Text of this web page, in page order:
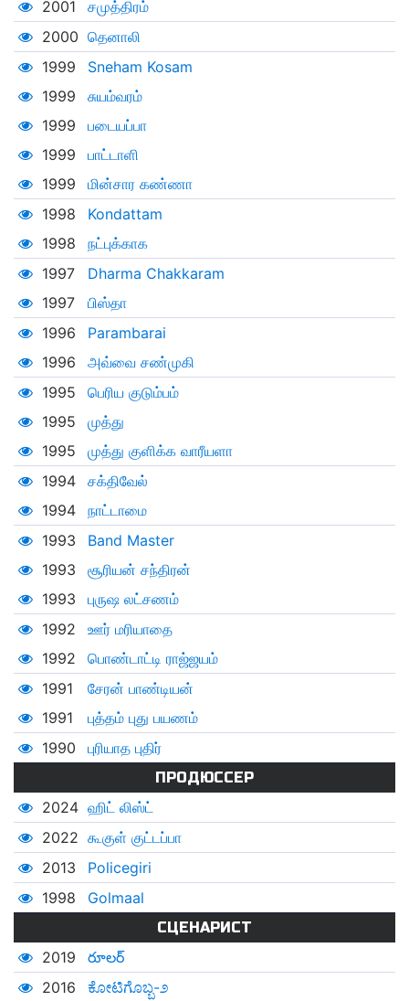
2001
சமுத்திரம்
2000 தெனாலி
1999
Sneham Kosam
1999
சுயம்வரம்
1999
படையப்பா
1999
பாட்டாளி
1999
மின்சார கண்ணா
1998
Kondattam
1998
நட்புக்காக
1997
Dharma Chakkaram
1997
பிஸ்தா
1996
Parambarai
1996
அவ்வை சண்முகி
1995
பெரிய குடும்பம்
1995
முத்து
1995
முத்து குளிக்க வாரீயளா
1994
சக்திவேல்
1994
நாட்டாமை
1993
Band Master
1993
சூரியன் சந்திரன்
1993
புருஷ லட்சணம்
1992
ஊர் மரியாதை
1992
பொண்டாட்டி ராஜ்ஜயம்
1991
சேரன் பாண்டியன்
1991
புத்தம் புது பயணம்
1990
புரியாத புதிர்
ПРОДЮССЕР
2024 ஹிட் லிஸ்ட்
2022 கூகுள் குட்டப்பா
2013
Policegiri
1998
Golmaal
СЦЕНАРИСТ
2019
రూలర్
2016
ಕೋಟಿಗೊಬ್ಬ-೨